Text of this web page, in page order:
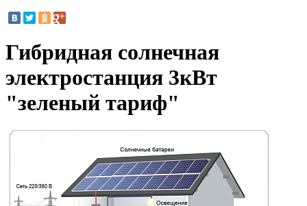
Гибридная солнечная
электростанция 3кВт
"зеленый тариф"